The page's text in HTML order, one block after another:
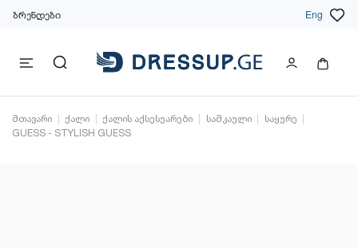
ბრენდები Eng
მთავარი ქალი ქალის აქსესუარები სამკაული
საყურე
GUESS - STYLISH GUESS